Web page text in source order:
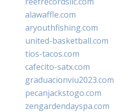
alawaffle.com
aryouthfishing.com
united-basketball.com
tios-tacos.com
cafecito-satx.com
graduacionviu2023.com
pecanjackstogo.com
zengardendayspa.com